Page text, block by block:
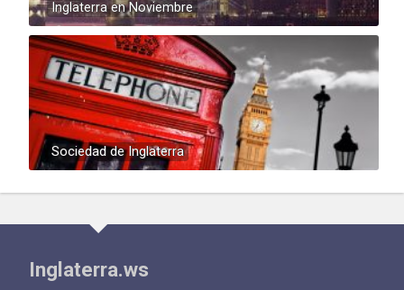
Inglaterra en Noviembre
Sociedad de Inglaterra
Inglaterra.ws